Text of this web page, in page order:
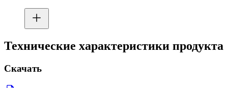
Технические характеристики продукта
Скачать